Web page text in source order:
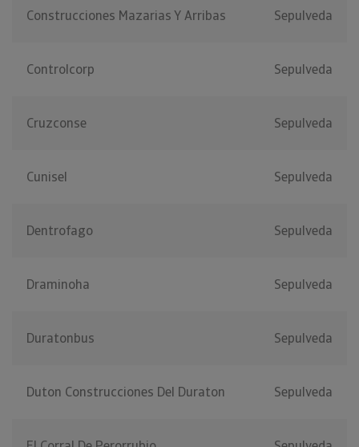
Construcciones Mazarias Y Arribas Sepulveda
Controlcorp Sepulveda
Cruzconse Sepulveda
Cunisel Sepulveda
Dentrofago Sepulveda
Draminoha Sepulveda
Duratonbus Sepulveda
Duton Construcciones Del Duraton Sepulveda